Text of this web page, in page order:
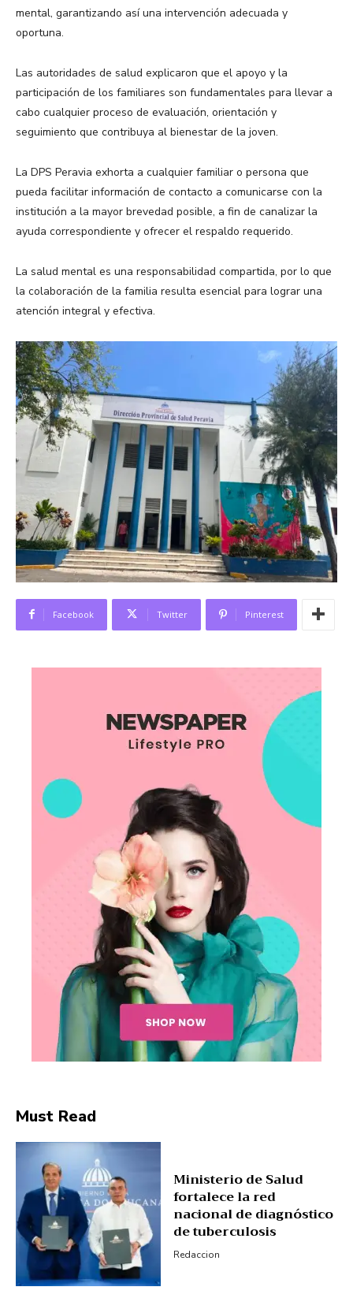
News Week
Magazine PRO
mental, garantizando así una intervención adecuada y
oportuna.
Las autoridades de salud explicaron que el apoyo y la
participación de los familiares son fundamentales para llevar a
cabo cualquier proceso de evaluación, orientación y
seguimiento que contribuya al bienestar de la joven.
La DPS Peravia exhorta a cualquier familiar o persona que
pueda facilitar información de contacto a comunicarse con la
institución a la mayor brevedad posible, a fin de canalizar la
ayuda correspondiente y ofrecer el respaldo requerido.
La salud mental es una responsabilidad compartida, por lo que
la colaboración de la familia resulta esencial para lograr una
atención integral y efectiva.
Facebook Twitter Pinterest
Must Read
Ministerio de Salud
fortalece la red
nacional de diagnóstico
de tuberculosis
Redaccion